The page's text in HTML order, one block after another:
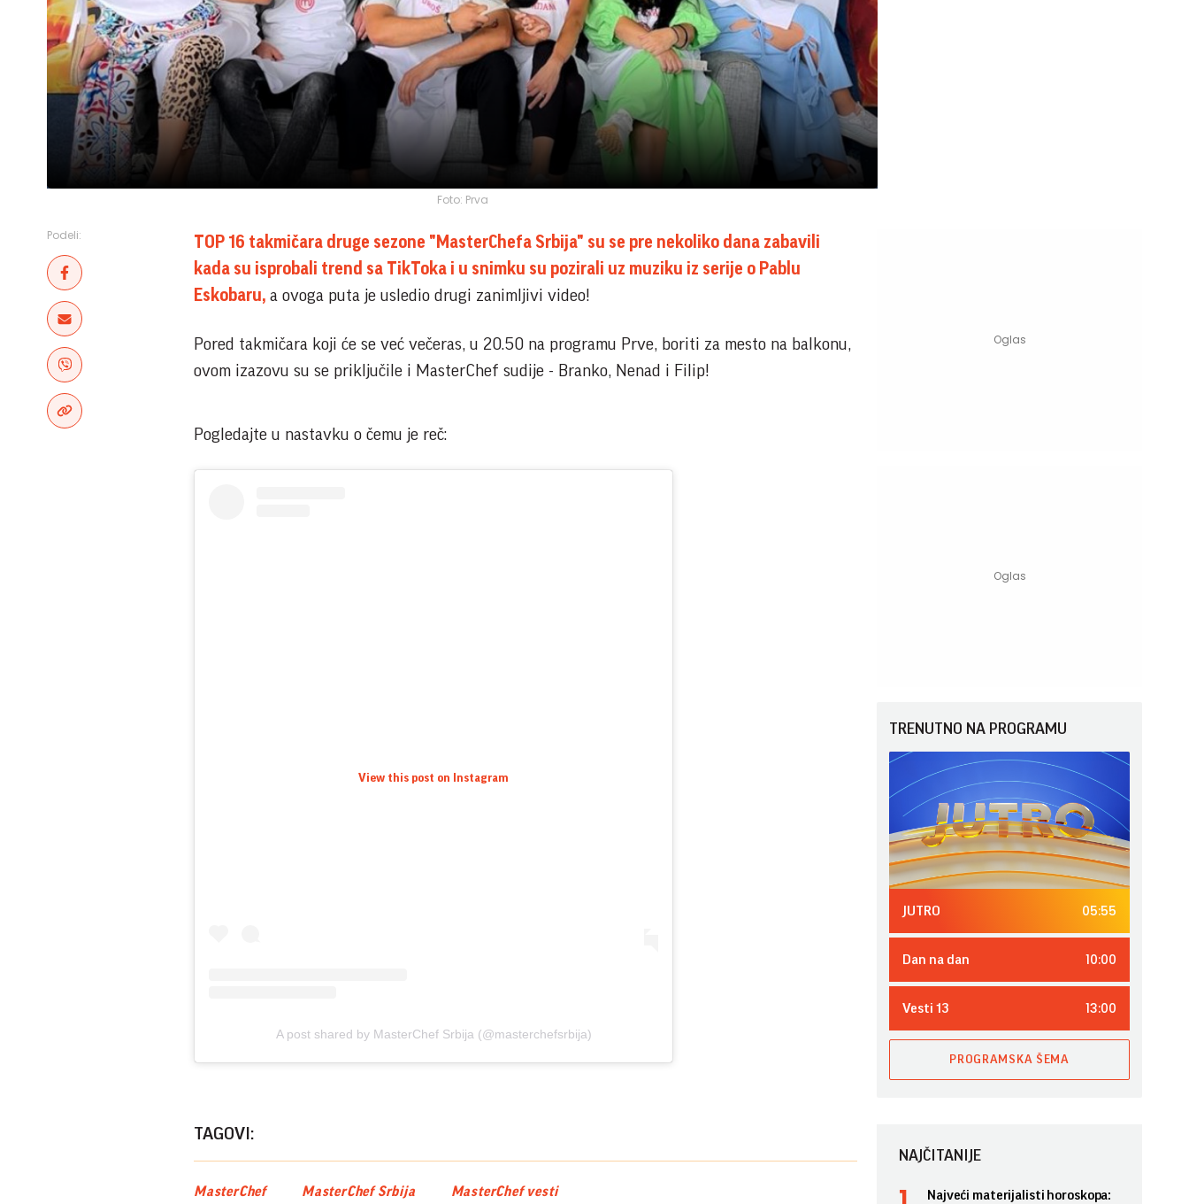
Foto: Prva
Podeli:
TOP 16 takmičara druge sezone "MasterChefa Srbija" su se pre nekoliko dana zabavili
kada su isprobali trend sa TikToka i u snimku su pozirali uz muziku iz serije o Pablu
Eskobaru, a ovoga puta je usledio drugi zanimljivi video!
Pored takmičara koji će se već večeras, u 20.50 na programu Prve, boriti za mesto na balkonu,
ovom izazovu su se priključile i MasterChef sudije - Branko, Nenad i Filip!
Pogledajte u nastavku o čemu je reč:
View this post on Instagram
A post shared by MasterChef Srbija (@masterchefsrbija)
TAGOVI:
MasterChef MasterChef Srbija MasterChef vesti
TRENUTNO NA PROGRAMU
JUTRO 05:55
Dan na dan 10:00
Vesti 13 13:00
PROGRAMSKA ŠEMA
NAJČITANIJE
Najveći materijalisti horoskopa: